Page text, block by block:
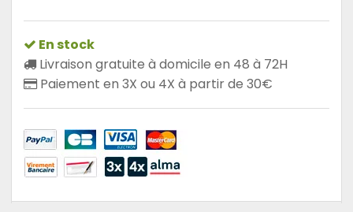
En stock
Livraison gratuite à domicile en 48 à 72H
Paiement en 3X ou 4X à partir de 30€